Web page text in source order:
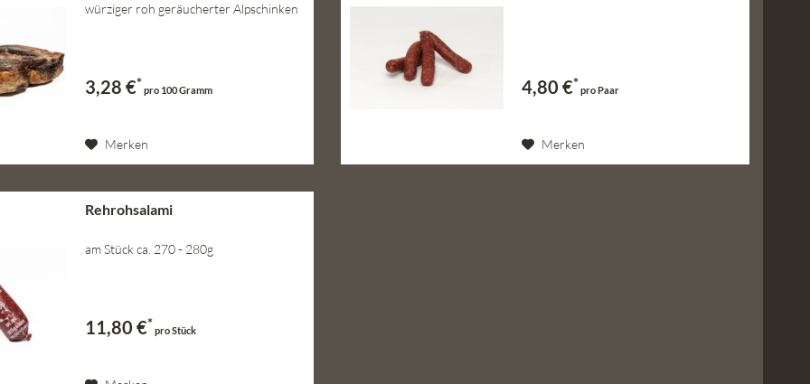
würziger roh geräucherter Alpschinken
3,28 €*pro 100 Gramm
Merken
4,80 €*pro Paar
Merken
Rehrohsalami
am Stück ca. 270 - 280g
11,80 €*pro Stück